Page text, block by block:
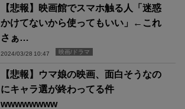
【悲報】映画館でスマホ触る人「迷惑
かけてないから使ってもいい」←これ
さぁ…
2024/03/28 10:47 映画/ドラマ
【悲報】ウマ娘の映画、面白そうなの
にキャラ選が終わってる件
wwwwwwww